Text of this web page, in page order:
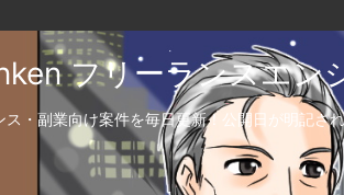
フリーランスエ
・副業向け案件を毎日更新！公開日が明記さ